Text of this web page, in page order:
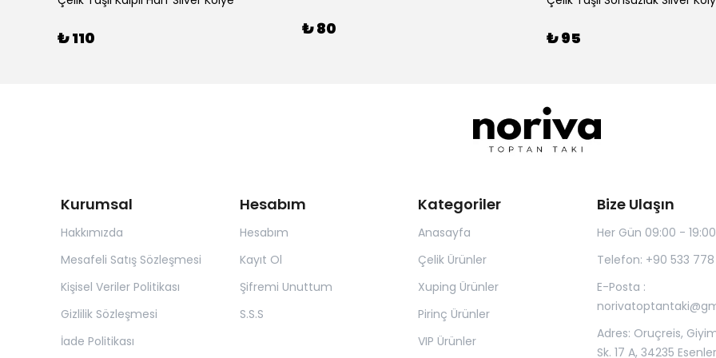
₺ 110 ₺ 80 ₺ 95
Kurumsal
Hakkımızda
Mesafeli Satış Sözleşmesi
Kişisel Veriler Politikası
Gizlilik Sözleşmesi
İade Politikası
Hesabım
Hesabım
Kayıt Ol
Şifremi Unuttum
S.S.S
Kategoriler
Anasayfa
Çelik Ürünler
Xuping Ürünler
Pirinç Ürünler
VIP Ürünler
Bize Ulaşın
Her Gün 09:00 - 19:00
Telefon: +90 533 778
E-Posta :
Adres: Oruçreis,
Sk. 17 A, 34235